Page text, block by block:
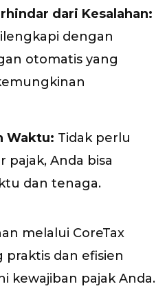
dari Kesalahan:
dengan
otomatis yang
Waktu: Tidak perlu
pajak, Anda bisa
dan tenaga.
melalui CoreTax
praktis dan efisien
kewajiban pajak Anda.